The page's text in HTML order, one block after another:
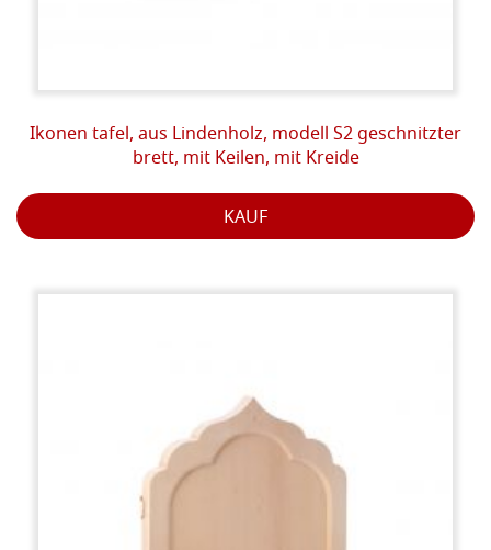
Ikonen tafel, aus Lindenholz, modell S2 geschnitzter
brett, mit Keilen, mit Kreide
KAUF